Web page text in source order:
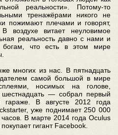
реальности». Потому-то
тренажёрами никого не
пожимают плечами и говорят,
воздухе витает неуловимое
реальность давно с нами и
богам, что есть в этом мире
многих из нас. В пятнадцать
самой большой в мире
носимых на голове,
— собрал первый
гараже. В августе 2012 года
уже поднимает 250 000
часов. В марте 2014 года Oculus
гигант Facebook.